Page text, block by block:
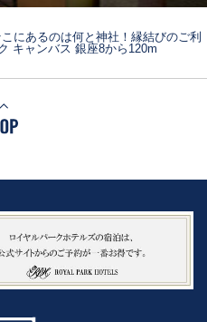
にあるのは何と神社！縁結びのご利
キャンバス 銀座8から120m